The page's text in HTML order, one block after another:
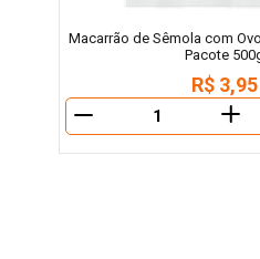
Macarrão de Sêmola com
Pacote
R$ 3,95
＋